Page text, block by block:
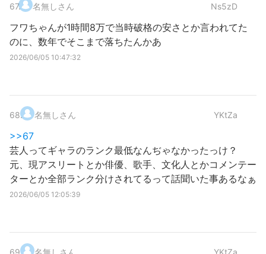
67. 名無しさん Ns5zD
フワちゃんが1時間8万で当時破格の安さとか言われてた
のに、数年でそこまで落ちたんかあ
2026/06/05 10:47:32
68. 名無しさん YKtZa
>>67
芸人ってギャラのランク最低なんぢゃなかったっけ？
元、現アスリートとか俳優、歌手、文化人とかコメンテー
ターとか全部ランク分けされてるって話聞いた事あるなぁ
2026/06/05 12:05:39
69. 名無しさん YKtZa